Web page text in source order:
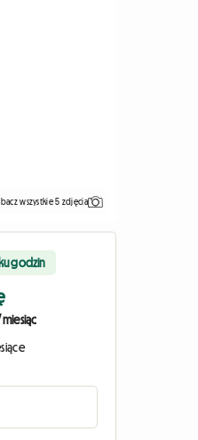
wszystkie 5 zdjęcia
godzin
miesiąc